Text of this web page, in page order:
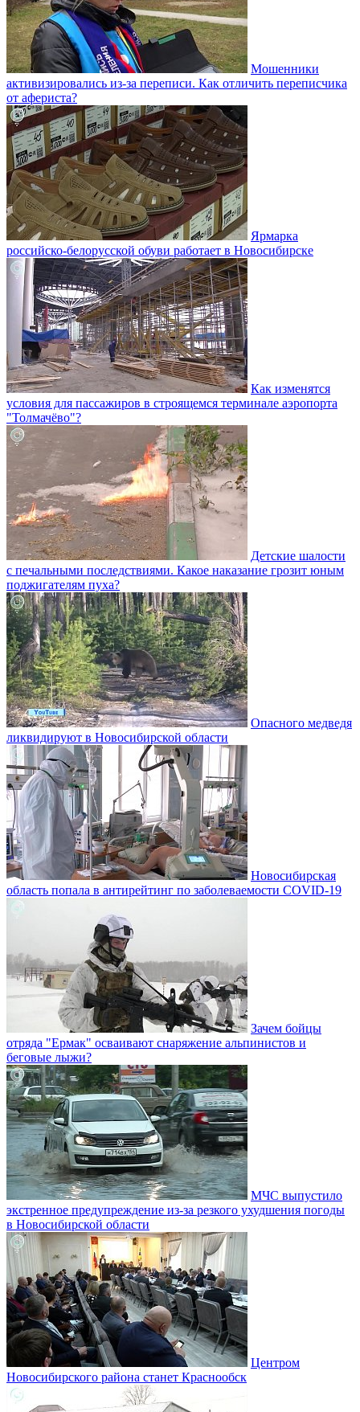
Мошенники
активизировались из-за переписи. Как отличить переписчика
от афериста?
Ярмарка
российско-белорусской обуви работает в Новосибирске
Как изменятся
условия для пассажиров в строящемся терминале аэропорта
"Толмачёво"?
Детские шалости
с печальными последствиями. Какое наказание грозит юным
поджигателям пуха?
Опасного медведя
ликвидируют в Новосибирской области
Новосибирская
область попала в антирейтинг по заболеваемости COVID-19
Зачем бойцы
отряда "Ермак" осваивают снаряжение альпинистов и
беговые лыжи?
МЧС выпустило
экстренное предупреждение из-за резкого ухудшения погоды
в Новосибирской области
Центром
Новосибирского района станет Краснообск